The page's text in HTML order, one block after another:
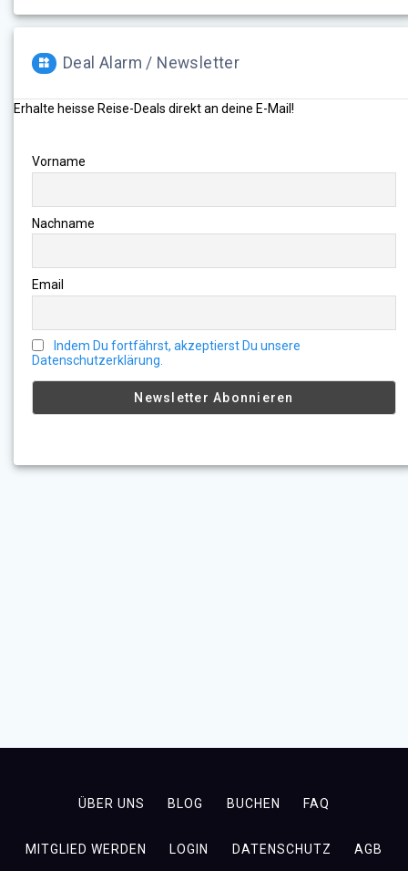
Deal Alarm / Newsletter
Erhalte heisse Reise-Deals direkt an deine E-Mail!
Vorname
Nachname
Email
Indem Du fortfährst, akzeptierst Du unsere
Datenschutzerklärung.
ÜBER UNS BLOG BUCHEN FAQ
MITGLIED WERDEN LOGIN DATENSCHUTZ AGB